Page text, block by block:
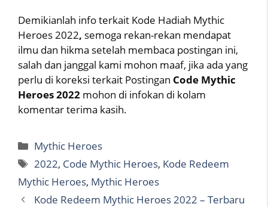
Demikianlah info terkait Kode Hadiah Mythic
Heroes 2022, semoga rekan-rekan mendapat
ilmu dan hikma setelah membaca postingan ini,
salah dan janggal kami mohon maaf, jika ada yang
perlu di koreksi terkait Postingan Code Mythic
Heroes 2022 mohon di infokan di kolam
komentar terima kasih.
Categories
Mythic Heroes
Tags
2022, Code Mythic Heroes, Kode Redeem
Mythic Heroes, Mythic Heroes
Kode Redeem Mythic Heroes 2022 – Terbaru